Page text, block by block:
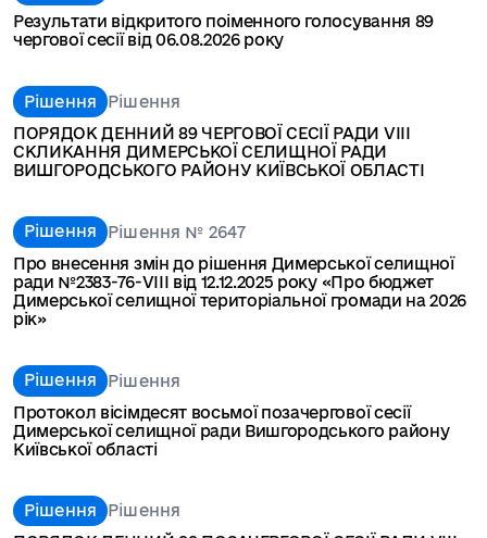
Результати відкритого поіменного голосування 89
чергової сесії від 06.08.2026 року
Рішення
Рішення
ПОРЯДОК ДЕННИЙ 89 ЧЕРГОВОЇ СЕСІЇ РАДИ VIII
СКЛИКАННЯ ДИМЕРСЬКОЇ СЕЛИЩНОЇ РАДИ
ВИШГОРОДСЬКОГО РАЙОНУ КИЇВСЬКОЇ ОБЛАСТІ
Рішення
Рішення № 2647
Про внесення змін до рішення Димерської селищної
ради №2383-76-VІІІ від 12.12.2025 року «Про бюджет
Димерської селищної територіальної громади на 2026
рік»
Рішення
Рішення
Протокол вісімдесят восьмої позачергової сесії
Димерської селищної ради Вишгородського району
Київської області
Рішення
Рішення